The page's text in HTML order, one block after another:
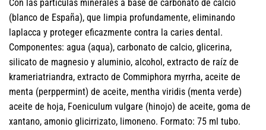
Con las partículas minerales a base de carbonato de calcio
(blanco de España), que limpia profundamente, eliminando
laplacca y proteger eficazmente contra la caries dental.
Componentes: agua (aqua), carbonato de calcio, glicerina,
silicato de magnesio y aluminio, alcohol, extracto de raíz de
krameriatriandra, extracto de Commiphora myrrha, aceite de
menta (perppermint) de aceite, mentha viridis (menta verde)
aceite de hoja, Foeniculum vulgare (hinojo) de aceite, goma de
xantano, amonio glicirrizato, limoneno. Formato: 75 ml tubo.